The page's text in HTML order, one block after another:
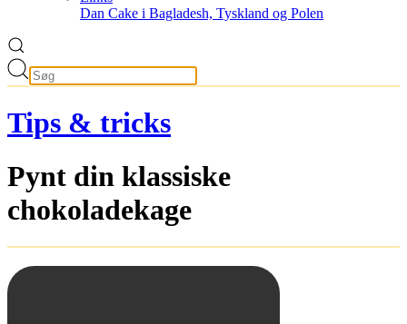
Dan Cake i Bagladesh, Tyskland og Polen
Tips & tricks
Pynt din klassiske
chokoladekage